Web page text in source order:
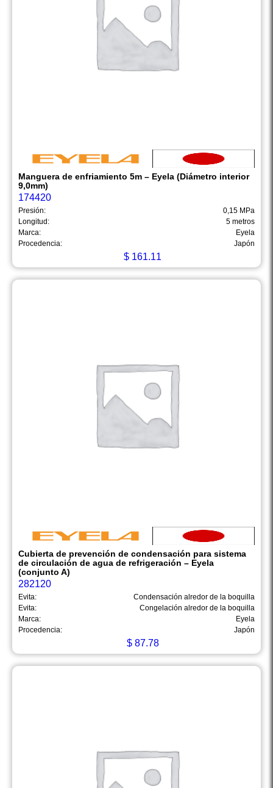
Manguera de enfriamiento 5m – Eyela (Diámetro interior
9,0mm)
174420
Presión:
0,15 MPa
Longitud:
5 metros
Marca:
Eyela
Procedencia:
Japón
$ 161.11
Cubierta de prevención de condensación para sistema
de circulación de agua de refrigeración – Eyela
(conjunto A)
282120
Evita:
Condensación alredor de la boquilla
Evita:
Congelación alredor de la boquilla
Marca:
Eyela
Procedencia:
Japón
$87.78